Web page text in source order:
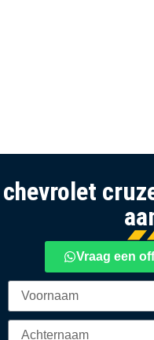
chevrolet
Vraag een